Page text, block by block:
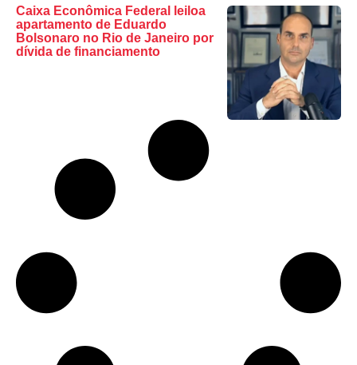
Caixa Econômica Federal leiloa
apartamento de Eduardo
Bolsonaro no Rio de Janeiro por
dívida de financiamento